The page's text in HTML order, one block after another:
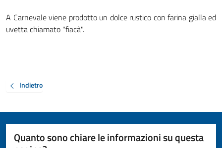
A Carnevale viene prodotto un dolce rustico con farina gialla ed
uvetta chiamato "fiacà".
Indietro
Quanto sono chiare le informazioni su questa